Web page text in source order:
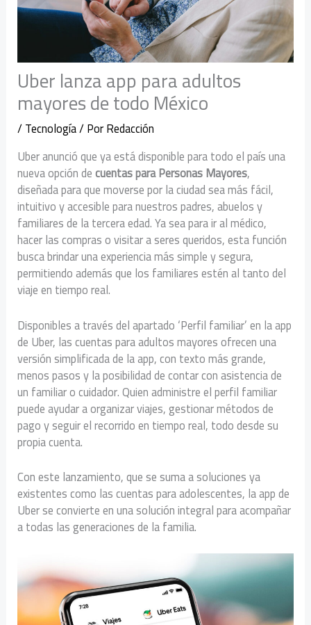
Uber lanza app para adultos
mayores de todo México
/Tecnología/ PorRedacción
Uber anunció que ya está disponible para todo el país una
nueva opción decuentas para Personas Mayores,
diseñada para que moverse por la ciudad sea más fácil,
intuitivo y accesible para nuestros padres, abuelos y
familiares de la tercera edad. Ya sea para ir al médico,
hacer las compras o visitar a seres queridos, esta función
busca brindar una experiencia más simple y segura,
permitiendo además que los familiares estén al tanto del
viaje en tiempo real.
Disponibles a través del apartado ‘Perfil familiar’ en la app
de Uber, las cuentas para adultos mayores ofrecen una
versión simplificada de la app, con texto más grande,
menos pasos y la posibilidad de contar con asistencia de
un familiar o cuidador. Quien administre el perfil familiar
puede ayudar a organizar viajes, gestionar métodos de
pago y seguir el recorrido en tiempo real, todo desde su
propia cuenta.
Con este lanzamiento, que se suma a soluciones ya
existentes como las cuentas para adolescentes, la app de
Uber se convierte en una solución integral para acompañar
a todas las generaciones de la familia.